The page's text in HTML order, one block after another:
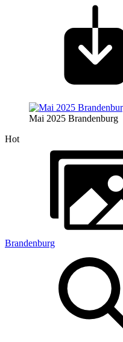
Mai 2025 Brandenburg
Hot
Brandenburg